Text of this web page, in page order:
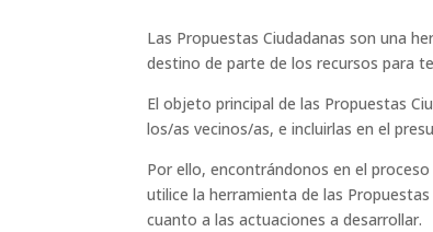
Las Propuestas Ciudadanas son una
destino de parte de los recursos para
El objeto principal de las Propuestas
los/as vecinos/as, e incluirlas en el
Por ello, encontrándonos en el
utilice la herramienta de las
cuanto a las actuaciones a desarrollar.